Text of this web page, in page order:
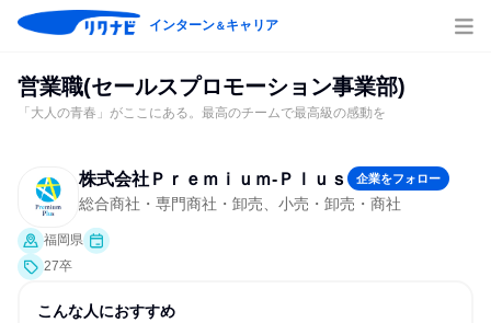
インターン＆キャリア
営業職(セールスプロモーション事業部)
「大人の青春」がここにある。最高のチームで最高級の感動を
株式会社Ｐｒｅｍｉｕｍ‐Ｐｌｕｓ 企業をフォロー
総合商社・専門商社・卸売、小売・卸売・商社
福岡県
27卒
こんな人におすすめ